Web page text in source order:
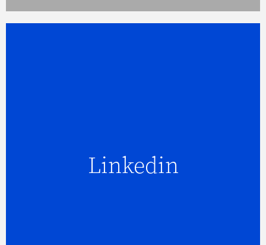
Linkedin
Linkedin